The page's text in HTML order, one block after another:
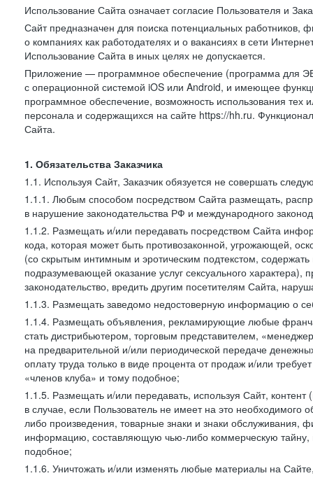
Использование Сайта означает согласие Пользователя и
Сайт предназначен для поиска потенциальных
о компаниях как работодателях и о вакансиях в сети
Использование Сайта в иных целях не допускается.
Приложение — программное обеспечение (программа для
с операционной системой iOS или Android, и имеющее
программное обеспечение, возможность использования
персонала и содержащихся на сайте https://hh.ru.
Сайта.
1. Обязательства Заказчика
1.1. Используя Сайт, Заказчик обязуется не совершать
1.1.1. Любым способом посредством Сайта размещать,
в нарушение законодательства РФ и международного
1.1.2. Размещать и/или передавать посредством Сайта
кода, которая может быть противозаконной, угрожающей,
(со скрытым интимным и эротическим подтекстом,
подразумевающей оказание услуг сексуального
законодательство, вредить другим посетителям Сайта,
1.1.3. Размещать заведомо недостоверную информацию о
1.1.4. Размещать объявления, рекламирующие любые
стать дистрибьютером, торговым представителем,
на предварительной и/или периодической передаче
оплату труда только в виде процента от продаж и/или
«членов клуба» и тому подобное;
1.1.5. Размещать и/или передавать, используя Сайт,
в случае, если Пользователь не имеет на это
либо произведения, товарные знаки и знаки
информацию, составляющую чью-либо коммерческую тайну,
подобное;
1.1.6. Уничтожать и/или изменять любые материалы на